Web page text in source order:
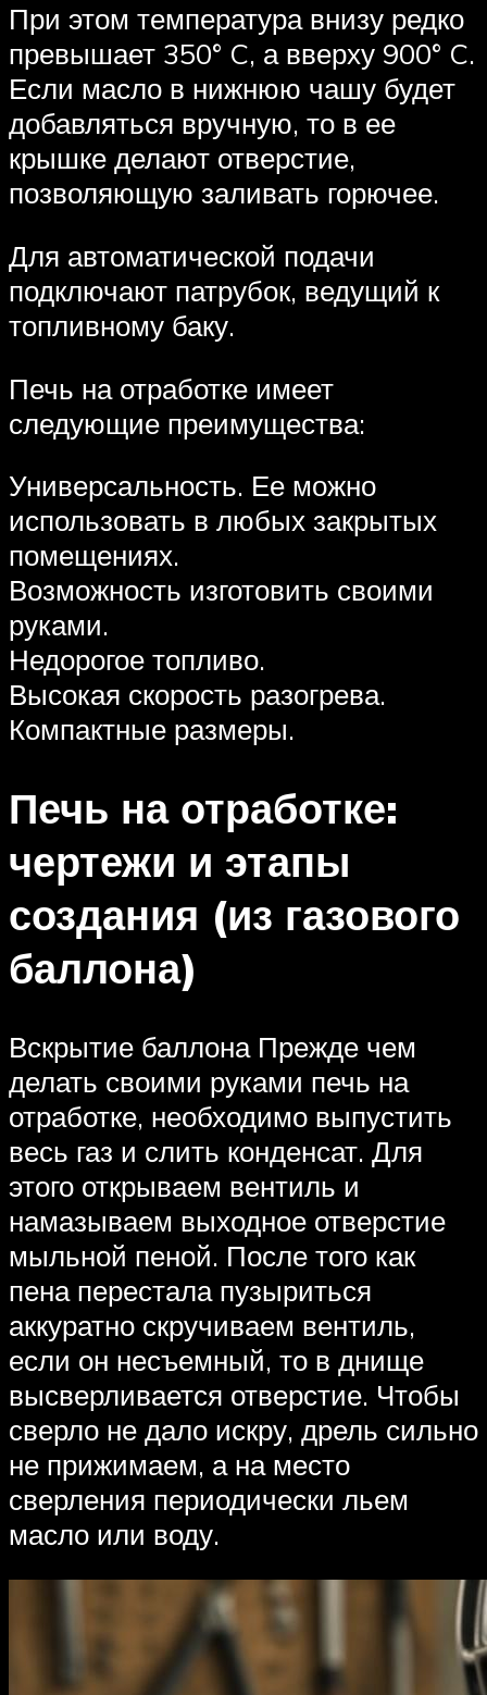
При этом температура внизу редко
превышает 350° C, а вверху 900° C.
Если масло в нижнюю чашу будет
добавляться вручную, то в ее
крышке делают отверстие,
позволяющую заливать горючее.
Для автоматической подачи
подключают патрубок, ведущий к
топливному баку.
Печь на отработке имеет
следующие преимущества:
Универсальность. Ее можно
использовать в любых закрытых
помещениях.
Возможность изготовить своими
руками.
Недорогое топливо.
Высокая скорость разогрева.
Компактные размеры.
Печь на отработке:
чертежи и этапы
создания (из газового
баллона)
Вскрытие баллона Прежде чем
делать своими руками печь на
отработке, необходимо выпустить
весь газ и слить конденсат. Для
этого открываем вентиль и
намазываем выходное отверстие
мыльной пеной. После того как
пена перестала пузыриться
аккуратно скручиваем вентиль,
если он несъемный, то в днище
высверливается отверстие. Чтобы
сверло не дало искру, дрель сильно
не прижимаем, а на место
сверления периодически льем
масло или воду.